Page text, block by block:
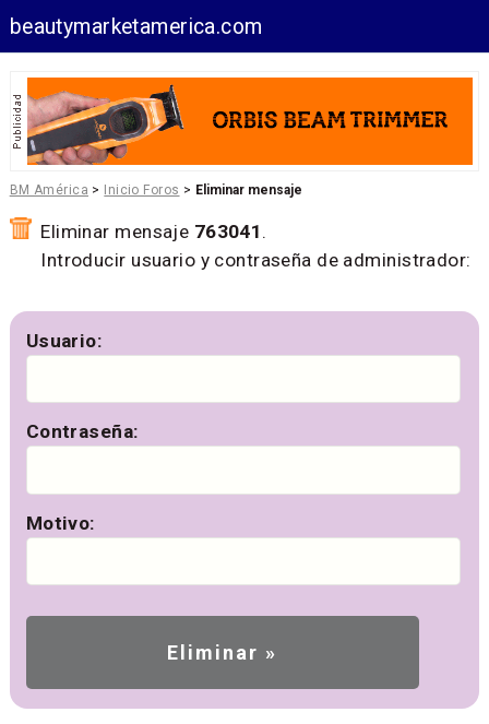
beautymarketamerica.com
BM América > Inicio Foros > Eliminar mensaje
Eliminar mensaje 763041 .
Introducir usuario y contraseña de administrador:
Usuario:
Contraseña:
Motivo: